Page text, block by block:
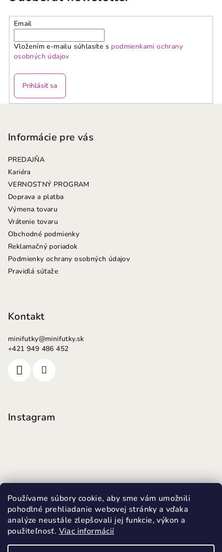
Používame súbory cookie, aby sme vám umožnili
pohodlné prehliadanie webovej stránky a vďaka
analýze neustále zlepšovali jej funkcie, výkon a
použiteľnosť. Viac informácií
Email
Vložením e-mailu súhlasíte s podmienkami ochrany
osobných údajov
Prihlásiť sa
Informácie pre vás
PREDAJŇA
Kariéra
VERNOSTNÝ PROGRAM
Doprava a platba
Výmena tovaru
Vrátenie tovaru
Obchodné podmienky
Reklamačný poriadok
Podmienky ochrany osobných údajov
Pravidlá súťaže
Kontakt
minifutky@minifutky.sk
+421 949 486 452
Instagram
Sledovať na Instagrame